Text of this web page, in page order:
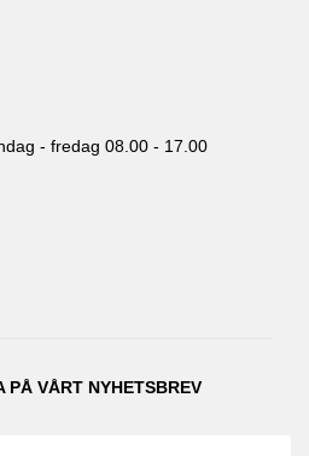
- fredag 08.00 - 17.00
PÅ VÅRT NYHETSBREV